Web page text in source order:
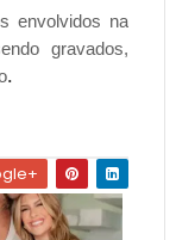
envolvidos na
gravados,
.